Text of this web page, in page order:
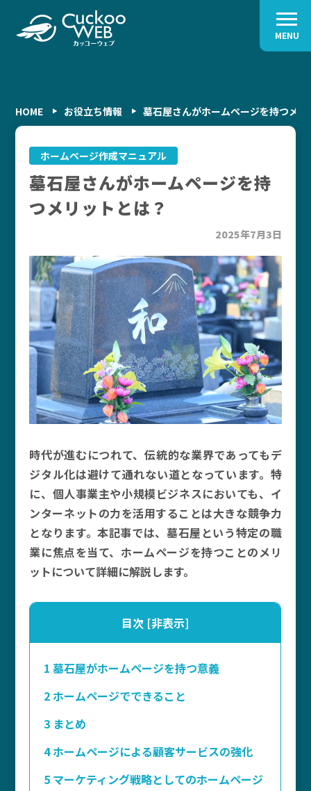
MENU
HOME お役立ち情報 墓石屋さんがホームページを持つメ
ホームページ作成マニュアル
墓石屋さんがホームページを持
つメリットとは？
2025年7月3日
時代が進むにつれて、伝統的な業界であってもデ
ジタル化は避けて通れない道となっています。特
に、個人事業主や小規模ビジネスにおいても、イ
ンターネットの力を活用することは大きな競争力
となります。本記事では、墓石屋という特定の職
業に焦点を当て、ホームページを持つことのメリ
ットについて詳細に解説します。
目次 [非表示]
1 墓石屋がホームページを持つ意義
2ホームページでできること
3 まとめ
4ホームページによる顧客サービスの強化
5 マーケティング戦略としてのホームページ